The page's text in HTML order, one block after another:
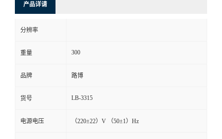
系
产品详请
分辨率
重量 300
品牌 路博
货号 LB-3315
电源电压 （220±22）V （50±1）Hz